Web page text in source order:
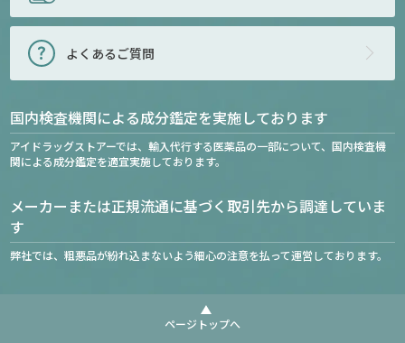
よくあるご質問
国内検査機関による成分鑑定を実施しております
アイドラッグストアーでは、輸入代行する医薬品の一部について、国内検査機
関による成分鑑定を適宜実施しております。
メーカーまたは正規流通に基づく取引先から調達していま
す
弊社では、粗悪品が紛れ込まないよう細心の注意を払って運営しております。
ページトップへ